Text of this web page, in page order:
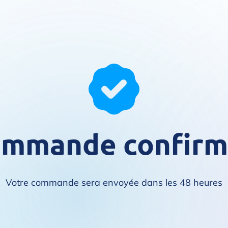
Votre commande sera envoyée dans les 48 heures